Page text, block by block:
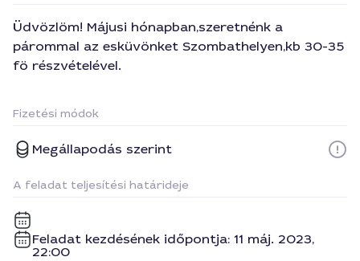
Üdvözlöm! Májusi hónapban,szeretnénk a
párommal az esküvönket Szombathelyen,kb 30-35
fö részvételével.
Fizetési módok
Megállapodás szerint
A feladat teljesítési határideje
Feladat kezdésének időpontja: 11 máj. 2023,
22:00